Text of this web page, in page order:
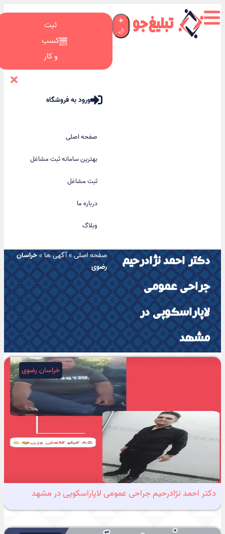
☀️
🌙
ثبت
کسب
و کار
ورود به فروشگاه
صفحه اصلی
بهترین سامانه ثبت مشاغل
ثبت مشاغل
درباره ما
وبلاگ
دکتر احمد نژادرحیم
جراحی عمومی
لاپاراسکوپی در
مشهد
صفحه اصلی»آگهی ها»خراسان
رضوی
خراسان رضوی
دکتر احمد نژادرحیم جراحی عمومی لاپاراسکوپی در مشهد